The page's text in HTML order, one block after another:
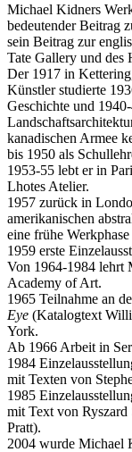
Michael Kidners
bedeutender Beitrag
sein Beitrag zur
Tate Gallery und des
Der 1917 in
Künstler studierte
Geschichte und
kanadischen Armee
bis 1950 als
1953-55 lebt er in
Lhotes Atelier.
1957 zurück in
amerikanischen
eine frühe
1959 erste
Von 1964-1984 lehrt
Academy of Art.
1965 Teilnahme an
Eye (Katalogtext
York.
Ab 1966 Arbeit in
1984
mit Texten von
1985
mit Text von
Pratt).
2004 wurde Michael